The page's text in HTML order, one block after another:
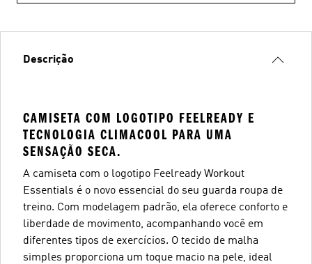
Descrição
CAMISETA COM LOGOTIPO FEELREADY E
TECNOLOGIA CLIMACOOL PARA UMA
SENSAÇÃO SECA.
A camiseta com o logotipo Feelready Workout
Essentials é o novo essencial do seu guarda roupa de
treino. Com modelagem padrão, ela oferece conforto e
liberdade de movimento, acompanhando você em
diferentes tipos de exercícios. O tecido de malha
simples proporciona um toque macio na pele, ideal